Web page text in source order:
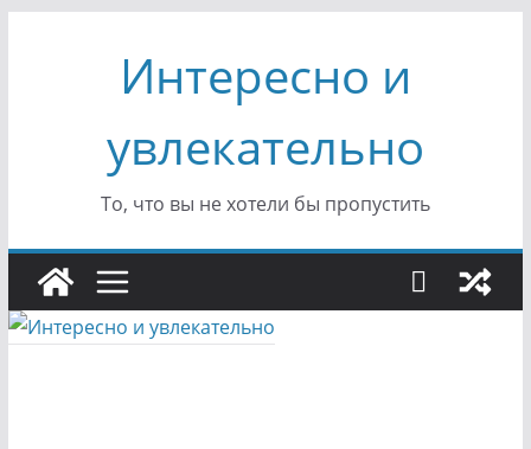
содержимомуИнтересно и
увлекательно
То, что вы не хотели бы пропустить